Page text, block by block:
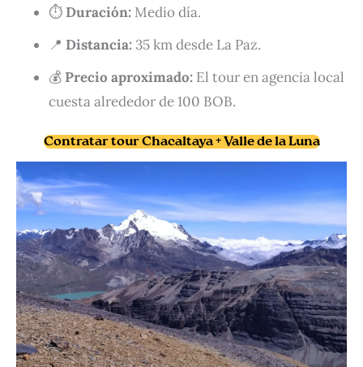
⏱️ Duración: Medio día.
📍 Distancia: 35 km desde La Paz.
💰 Precio aproximado: El tour en agencia local
cuesta alrededor de 100 BOB.
Contratar tour Chacaltaya + Valle de la Luna